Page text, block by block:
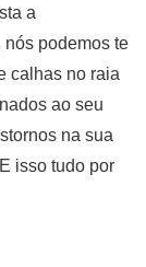
a
nós podemos te
calhas no raia
ao seu
na sua
isso tudo por